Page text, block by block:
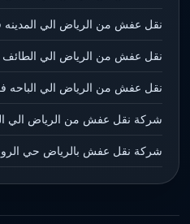
نقل عفش من الرياض الي
نقل عفش من الرياض الي
نقل عفش من الرياض الي الباحه
شركة نقل عفش من الرياض الي
شركة نقل عفش بالرياض حي